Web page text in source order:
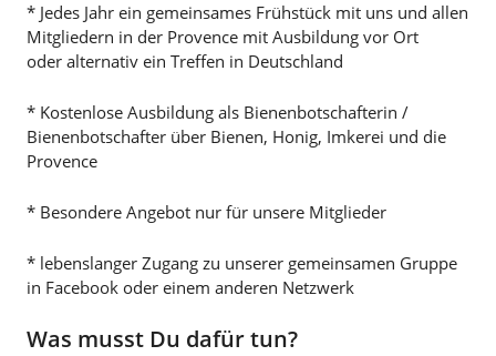
* Jedes Jahr ein gemeinsames Frühstück mit uns und allen
Mitgliedern in der Provence mit Ausbildung vor Ort
oder alternativ ein Treffen in Deutschland
* Kostenlose Ausbildung als Bienenbotschafterin /
Bienenbotschafter über Bienen, Honig, Imkerei und die
Provence
* Besondere Angebot nur für unsere Mitglieder
* lebenslanger Zugang zu unserer gemeinsamen Gruppe
in Facebook oder einem anderen Netzwerk
Was musst Du dafür tun?